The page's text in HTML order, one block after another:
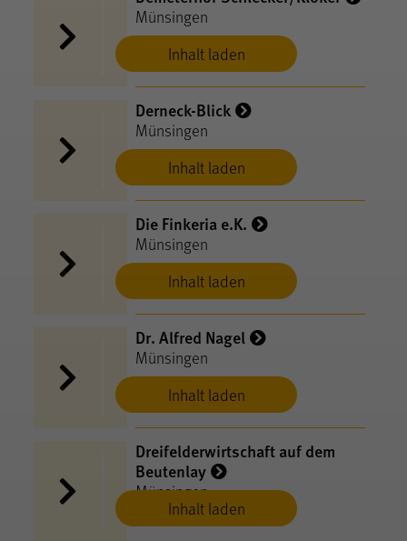
Inhalt laden
Münsingen
Inhalt laden
Derneck-Blick
Münsingen
Inhalt laden
Die Finkeria e.K.
Münsingen
Inhalt laden
Dr. Alfred Nagel
Münsingen
Inhalt laden
Dreifelderwirtschaft auf dem
Beutenlay
Münsingen